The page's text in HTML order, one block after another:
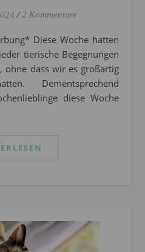
/ 2 Kommentare
tierische Begegnungen
ohne dass wir es großartig
Dementsprechend
diese Woche